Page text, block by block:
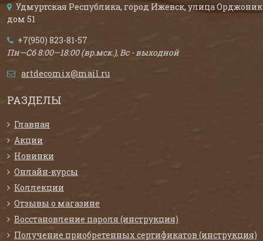
Удмуртская Республика, город Ижевск, улица
дом 51
+7(950) 823-81-57
Пн—Сб 8:00—18:00 (вр.мск.), Вс - выходной
artdecomix@mail.ru
РАЗДЕЛЫ
Главная
Акции
Новинки
Онлайн-курсы
Коллекции
Отзывы о магазине
Восстановление пароля (инструкция)
Получение приобретенных сертификатов (инструкция)